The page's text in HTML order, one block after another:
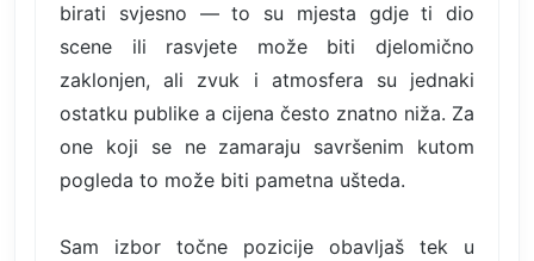
birati svjesno — to su mjesta gdje ti dio
scene ili rasvjete može biti djelomično
zaklonjen, ali zvuk i atmosfera su jednaki
ostatku publike a cijena često znatno niža. Za
one koji se ne zamaraju savršenim kutom
pogleda to može biti pametna ušteda.
Sam izbor točne pozicije obavljaš tek u